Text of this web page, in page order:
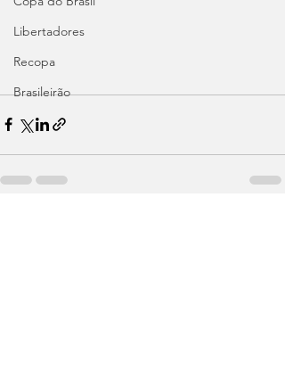
Libertadores
Recopa
Brasileirão